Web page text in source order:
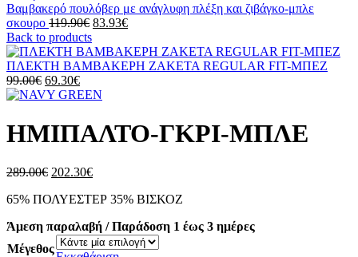
Βαμβακερό πουλόβερ με ανάγλυφη πλέξη και ζιβάγκο-μπλε
σκουρο 119.90€ Original
was:
119.90€.
83.93€Η
τιμή
είναι:
Back to products
ΠΛΕΚΤΗ ΒΑΜΒΑΚΕΡΗ ΖΑΚΕΤΑ REGULAR FIT-ΜΠΕΖ
99.00€ Original
price
99.00€.
69.30€Η
τρέχουσα
είναι:
69.30€.
ΗΜΙΠΑΛΤΟ-ΓΚΡΙ-ΜΠΛΕ
289.00€ Original
was:
202.30€Η
τιμή
202.30€.
65% ΠΟΛΥΕΣΤΕΡ 35% ΒΙΣΚΟΖ
Άμεση παραλαβή / Παράδοση 1 έως 3 ημέρες
Μέγεθος